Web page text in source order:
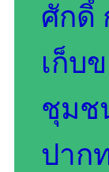
ศักดิ์
เก็บ
ชุมช
ปาก